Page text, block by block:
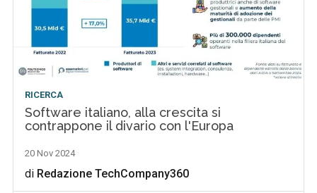
RICERCA
Software italiano, alla crescita si
contrappone il divario con l'Europa
20 Nov 2024
di Redazione TechCompany360